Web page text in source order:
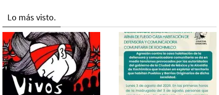
Lo más visto.